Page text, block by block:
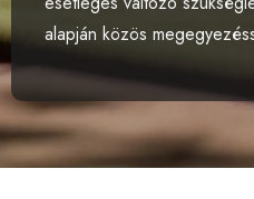
alapján közös